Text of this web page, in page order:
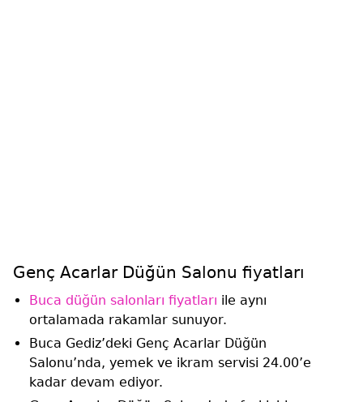
Genç Acarlar Düğün Salonu fiyatları
Buca düğün salonları fiyatları ile aynı
ortalamada rakamlar sunuyor.
Buca Gediz’deki Genç Acarlar Düğün
Salonu’nda, yemek ve ikram servisi 24.00’e
kadar devam ediyor.